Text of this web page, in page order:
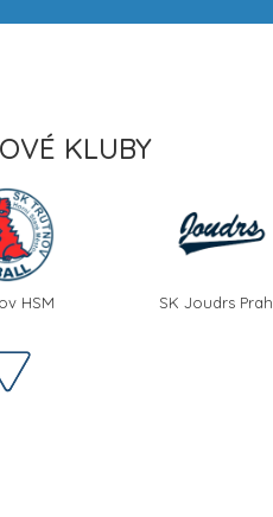
KLUBY
HSM SK Joudrs